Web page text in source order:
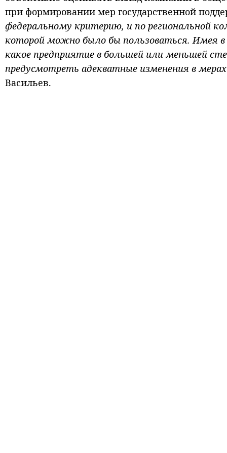
при формировании мер государственной
федеральному критерию, и по региональной
которой можно было бы пользоваться. Имея
какое предприятие в большей или меньшей
предусмотреть адекватные изменения в
Васильев.